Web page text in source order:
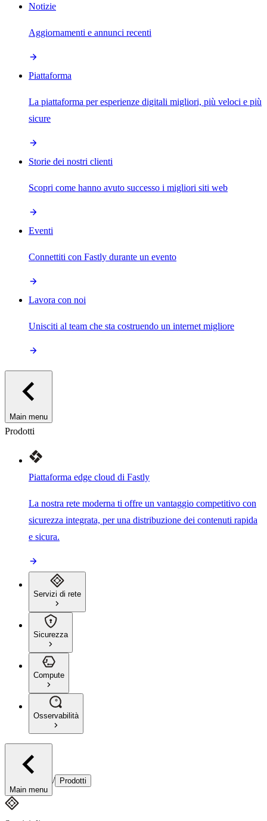
Notizie
Aggiornamenti e annunci recenti
Piattaforma
La piattaforma per esperienze digitali migliori, più veloci e più
sicure
Storie dei nostri clienti
Scopri come hanno avuto successo i migliori siti web
Eventi
Connettiti con Fastly durante un evento
Lavora con noi
Unisciti al team che sta costruendo un internet migliore
Main menu
Prodotti
Piattaforma edge cloud di Fastly
La nostra rete moderna ti offre un vantaggio competitivo con
sicurezza integrata, per una distribuzione dei contenuti rapida
e sicura.
Servizi di rete
Sicurezza
Compute
Osservabilità
Main menu
/ Prodotti